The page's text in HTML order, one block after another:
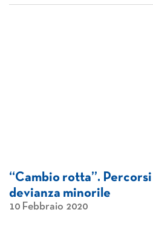
“Cambio rotta”.
devianza minorile
10 Febbraio 2020